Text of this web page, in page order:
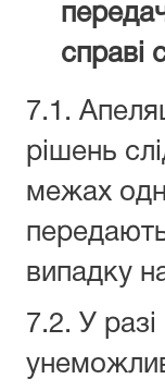
справі
7.1.
рішень
межах
випадку
7.2. У